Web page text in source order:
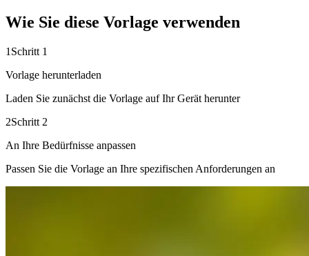
Wie Sie diese Vorlage verwenden
1 Schritt 1
Vorlage herunterladen
Laden Sie zunächst die Vorlage auf Ihr Gerät herunter
2Schritt 2
An Ihre Bedürfnisse anpassen
Passen Sie die Vorlage an Ihre spezifischen Anforderungen an